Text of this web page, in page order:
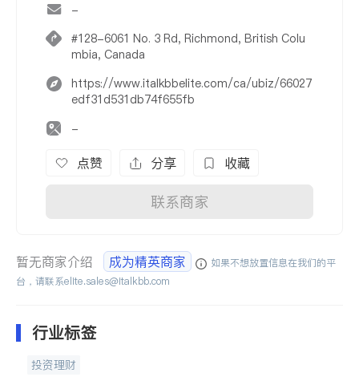
-
#128-6061 No. 3 Rd, Richmond, British Colu
mbia, Canada
https://www.italkbbelite.com/ca/ubiz/66027
edf31d531db74f655fb
-
点赞 分享 收藏
联系商家
暂无商家介绍 成为精英商家
如果不想放置信息在我们的平
台，请联系elite.sales@italkbb.com
行业标签
投资理财